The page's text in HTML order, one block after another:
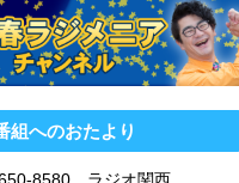
組へのおたより